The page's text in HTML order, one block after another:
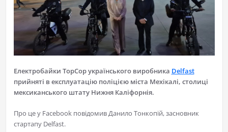
Електробайки TopCop українського виробника Delfast
прийняті в експлуатацію поліцією міста Мехікалі, столиці
мексиканського штату Нижня Каліфорнія.
Про це у Facebook повідомив Данило Тонкопій, засновник
стартапу Delfast.